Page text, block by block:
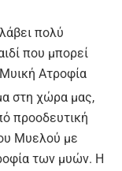
πολύ
που μπορεί
Ατροφία
στη χώρα μας,
προοδευτική
Μυελού με
των μυών. Η